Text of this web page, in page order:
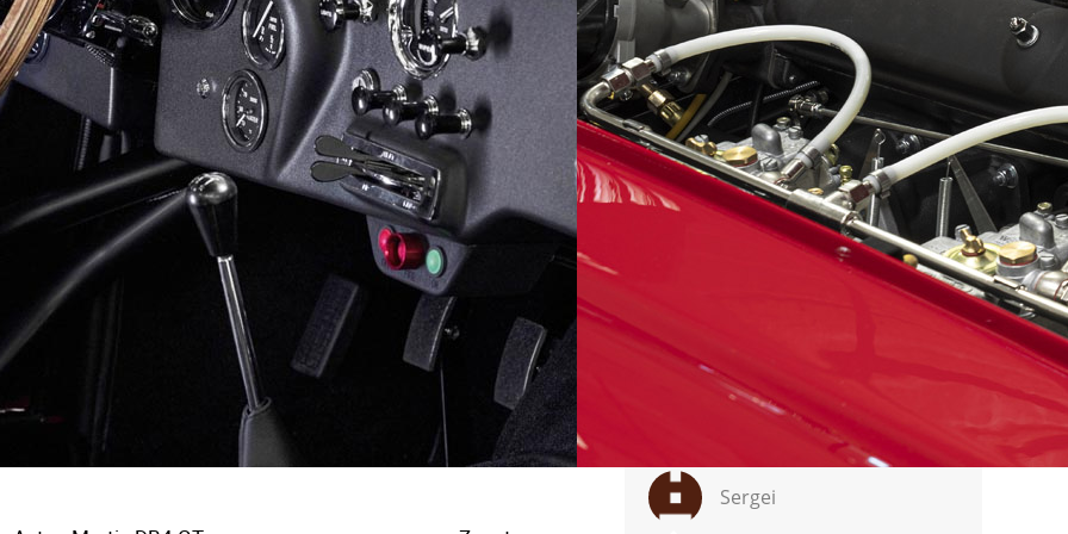
Зачем АР опять сравнивает
несравнимое, очередной заказ от
того же заказчика? Тойота в
прошлом году продала более
миллиона RAV на самых богатых и
требовательных рынках США и
Японии, в очередной раз
подтвердив статус …
Valeriy
Хорошая аналогия: вы идете на
Эльбрус штурмовать вершину с
женой и вам дают две веревки:
один производитель выпускает ее
Sergei